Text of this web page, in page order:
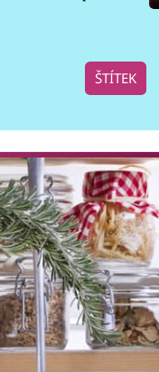
ŠTÍTEK